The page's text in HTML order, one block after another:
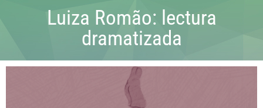
Luiza Romão: lectura
dramatizada